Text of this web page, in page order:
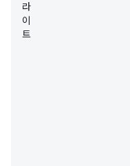
라
이
트